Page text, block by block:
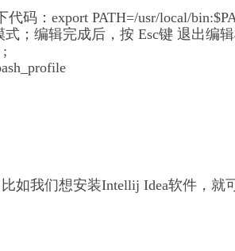
码：export PATH=/usr/local/
；编辑完成后，按 Esc键 退出编
;
如我们想安装Intellij Idea软件，就